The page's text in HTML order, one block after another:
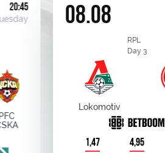
20:45 08.08
RPL
Day 3
Lokomotiv
1,47 4,95